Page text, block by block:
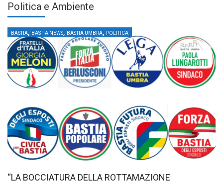
Politica e Ambiente
BASTIA, BASTIA NEWS, BASTIA UMBRA, POLITICA
“LA BOCCIATURA DELLA ROTTAMAZIONE